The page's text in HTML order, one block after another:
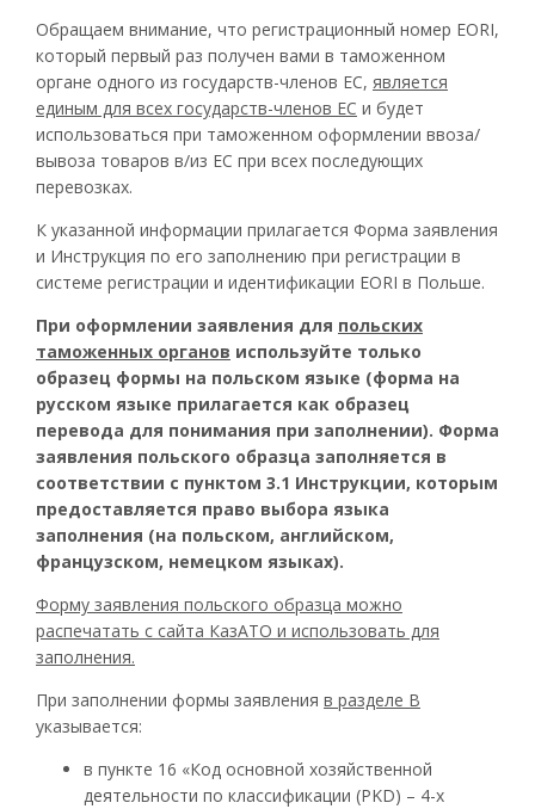
Обращаем внимание, что регистрационный номер EORI,
который первый раз получен вами в таможенном
органе одного из государств-членов ЕС, является
единым для всех государств-членов ЕС и будет
использоваться при таможенном оформлении ввоза/
вывоза товаров в/из ЕС при всех последующих
перевозках.
К указанной информации прилагается Форма заявления
и Инструкция по его заполнению при регистрации в
системе регистрации и идентификации EORI в Польше.
При оформлении заявления для польских
таможенных органов используйте только
образец формы на польском языке (форма на
русском языке прилагается как образец
перевода для понимания при заполнении). Форма
заявления польского образца заполняется в
соответствии с пунктом 3.1 Инструкции, которым
предоставляется право выбора языка
заполнения (на польском, английском,
французском, немецком языках).
Форму заявления польского образца можно
распечатать с сайта КазАТО и использовать для
заполнения.
При заполнении формы заявления в разделе В
указывается:
в пункте 16 «Код основной хозяйственной
деятельности по классификации (PKD) – 4-х